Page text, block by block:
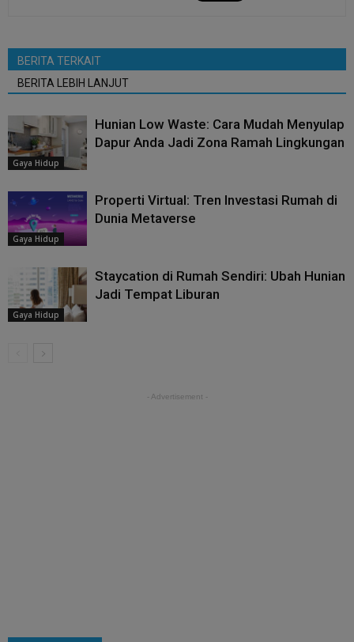
BERITA TERKAIT
BERITA LEBIH LANJUT
Gaya Hidup
Hunian Low Waste: Cara Mudah Menyulap
Dapur Anda Jadi Zona Ramah Lingkungan
Gaya Hidup
Properti Virtual: Tren Investasi Rumah di
Dunia Metaverse
Gaya Hidup
Staycation di Rumah Sendiri: Ubah Hunian
Jadi Tempat Liburan
- Advertisement -